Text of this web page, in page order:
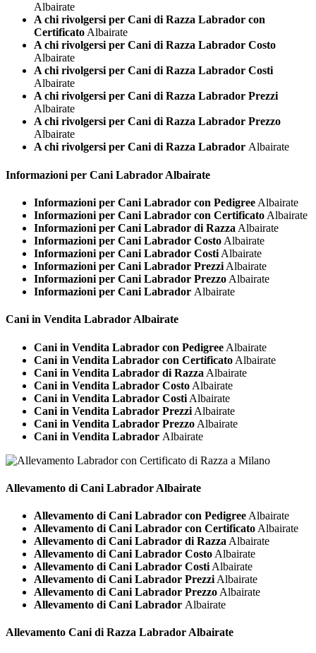
Albairate
A chi rivolgersi per Cani di Razza Labrador con
CertificatoAlbairate
A chi rivolgersi per Cani di Razza Labrador Costo
Albairate
A chi rivolgersi per Cani di Razza Labrador Costi
Albairate
A chi rivolgersi per Cani di Razza Labrador Prezzi
Albairate
A chi rivolgersi per Cani di Razza Labrador Prezzo
Albairate
A chi rivolgersi per Cani di Razza Labrador Albairate
Informazioni per Cani Labrador Albairate
Informazioni per Cani Labrador con Pedigree Albairate
Informazioni per Cani Labrador con Certificato Albairate
Informazioni per Cani Labrador di Razza Albairate
Informazioni per Cani Labrador Costo Albairate
Informazioni per Cani Labrador Costi Albairate
Informazioni per Cani Labrador Prezzi Albairate
Informazioni per Cani Labrador Prezzo Albairate
Informazioni per Cani Labrador Albairate
Cani in Vendita Labrador Albairate
Cani in Vendita Labrador con Pedigree Albairate
Cani in Vendita Labrador con Certificato Albairate
Cani in Vendita Labrador di Razza Albairate
Cani in Vendita Labrador Costo Albairate
Cani in Vendita Labrador Costi Albairate
Cani in Vendita Labrador Prezzi Albairate
Cani in Vendita Labrador Prezzo Albairate
Cani in Vendita Labrador Albairate
Allevamento di Cani Labrador Albairate
Allevamento di Cani Labrador con Pedigree Albairate
Allevamento di Cani Labrador con Certificato Albairate
Allevamento di Cani Labrador di Razza Albairate
Allevamento di Cani Labrador Costo Albairate
Allevamento di Cani Labrador Costi Albairate
Allevamento di Cani Labrador Prezzi Albairate
Allevamento di Cani Labrador Prezzo Albairate
Allevamento di Cani Labrador Albairate
Allevamento Cani di Razza Labrador Albairate